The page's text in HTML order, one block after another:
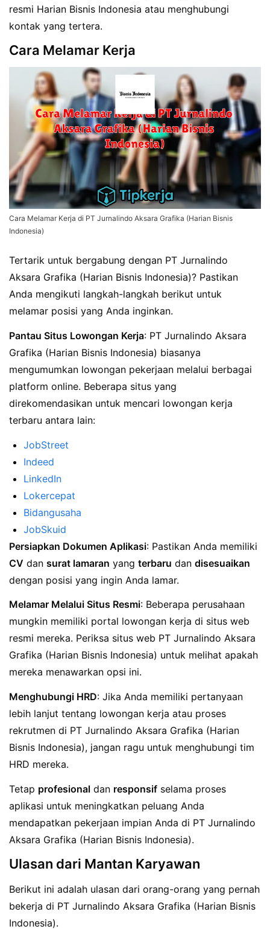
resmi Harian Bisnis Indonesia atau menghubungi
kontak yang tertera.
Cara Melamar Kerja
Cara Melamar Kerja di PT Jurnalindo Aksara Grafika (Harian Bisnis
Indonesia)
Tertarik untuk bergabung dengan PT Jurnalindo
Aksara Grafika (Harian Bisnis Indonesia)? Pastikan
Anda mengikuti langkah-langkah berikut untuk
melamar posisi yang Anda inginkan.
Pantau Situs Lowongan Kerja: PT Jurnalindo Aksara
Grafika (Harian Bisnis Indonesia) biasanya
mengumumkan lowongan pekerjaan melalui berbagai
platform online. Beberapa situs yang
direkomendasikan untuk mencari lowongan kerja
terbaru antara lain:
JobStreet
Indeed
LinkedIn
Lokercepat
Bidangusaha
JobSkuid
Persiapkan Dokumen Aplikasi: Pastikan Anda memiliki
CV dan surat lamaran yang terbaru dan disesuaikan
dengan posisi yang ingin Anda lamar.
Melamar Melalui Situs Resmi: Beberapa perusahaan
mungkin memiliki portal lowongan kerja di situs web
resmi mereka. Periksa situs web PT Jurnalindo Aksara
Grafika (Harian Bisnis Indonesia) untuk melihat apakah
mereka menawarkan opsi ini.
Menghubungi HRD: Jika Anda memiliki pertanyaan
lebih lanjut tentang lowongan kerja atau proses
rekrutmen di PT Jurnalindo Aksara Grafika (Harian
Bisnis Indonesia), jangan ragu untuk menghubungi tim
HRD mereka.
Tetap profesional dan responsif selama proses
aplikasi untuk meningkatkan peluang Anda
mendapatkan pekerjaan impian Anda di PT Jurnalindo
Aksara Grafika (Harian Bisnis Indonesia).
Ulasan dari Mantan Karyawan
Berikut ini adalah ulasan dari orang-orang yang pernah
bekerja di PT Jurnalindo Aksara Grafika (Harian Bisnis
Indonesia).